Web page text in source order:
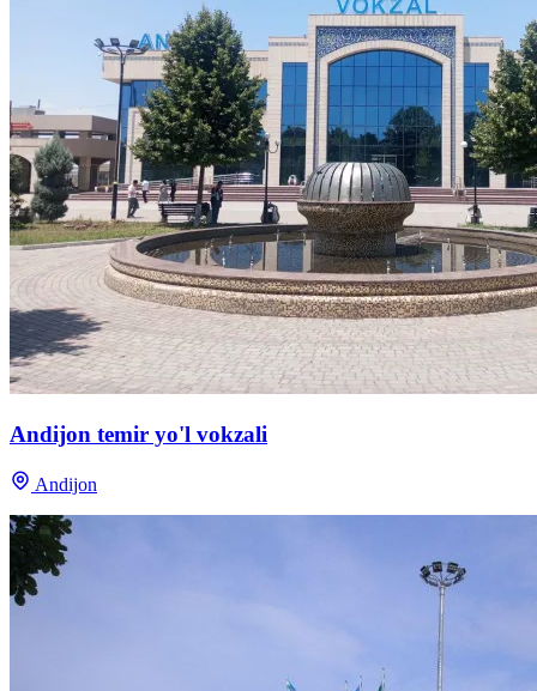
Andijon temir yo'l vokzali
Andijon